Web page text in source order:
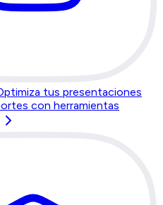
tus presentaciones
con herramientas